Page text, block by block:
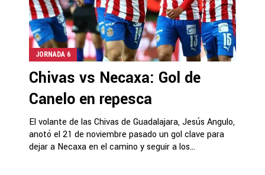
JORNADA 6
Chivas vs Necaxa: Gol de
Canelo en repesca
El volante de las Chivas de Guadalajara, Jesús Angulo,
anotó el 21 de noviembre pasado un gol clave para
dejar a Necaxa en el camino y seguir a los...